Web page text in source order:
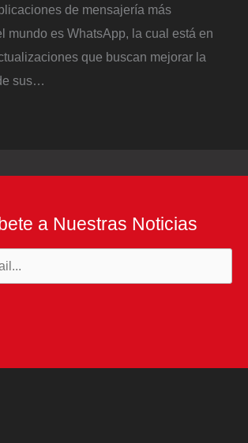
de mensajería más
mundo es WhatsApp, la cual está en
que buscan mejorar la
sus…
a Nuestras Noticias